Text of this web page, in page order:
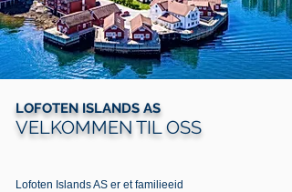
LOFOTEN ISLANDS AS
VELKOMMEN TIL OSS
Lofoten Islands AS er et familieeid